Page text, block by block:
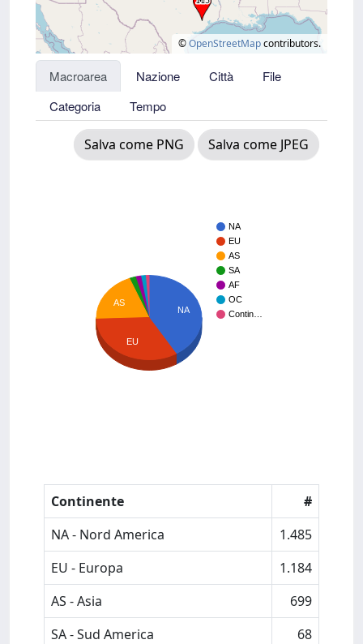
©OpenStreetMapcontributors.
Macroarea Nazione Città
File
Categoria
Tempo
Salva come PNG Salva come JPEG
NA
EU
AS
SA
AF
OC
Contin…
NA
AS
EU
Continente
#
NA - Nord America
1.485
EU - Europa
1.184
AS - Asia
699
SA - Sud America
68